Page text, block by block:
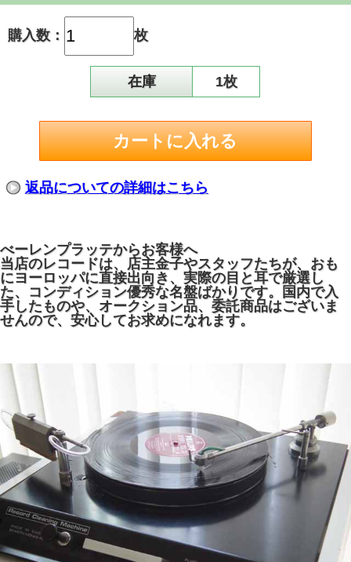
購入数： 枚
在庫 1枚
返品についての詳細はこちら
べーレンプラッテからお客様へ
当店のレコードは、店主金子やスタッフたちが、おも
にヨーロッパに直接出向き、実際の目と耳で厳選し
た、コンディション優秀な名盤ばかりです。国内で入
手したものや、オークション品、委託商品はございま
せんので、安心してお求めになれます。